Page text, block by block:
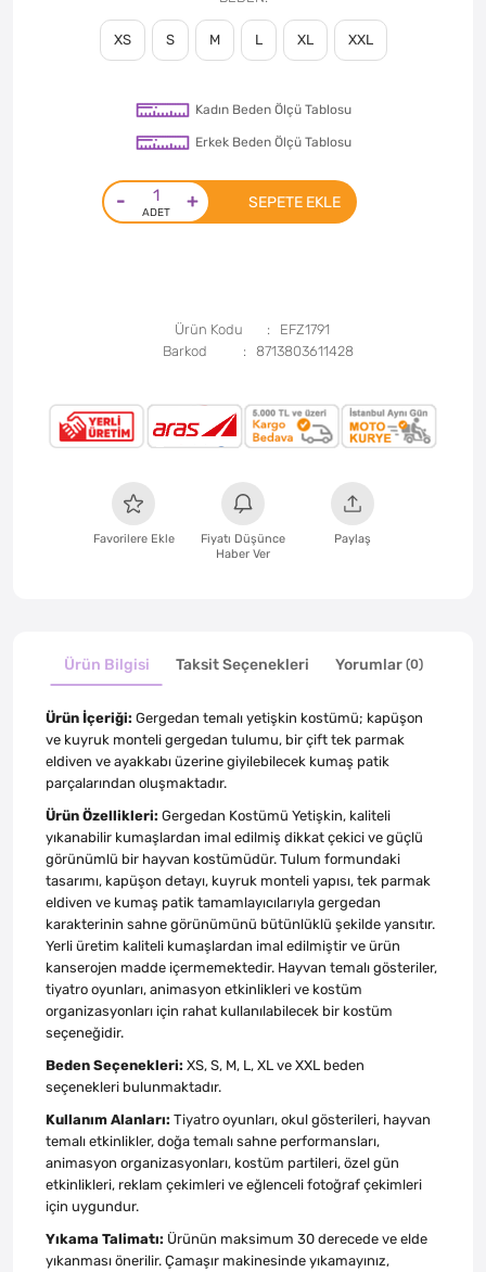
XS S M L XL XXL
Kadın Beden Ölçü Tablosu
Erkek Beden Ölçü Tablosu
- + SEPETE EKLE
Ürün Kodu
EFZ1791
Barkod
8713803611428
Favorilere Ekle
Fiyatı Düşünce
Haber Ver
Paylaş
Ürün Bilgisi Taksit Seçenekleri Yorumlar (0)
Ürün İçeriği: Gergedan temalı yetişkin kostümü; kapüşon
ve kuyruk monteli gergedan tulumu, bir çift tek parmak
eldiven ve ayakkabı üzerine giyilebilecek kumaş patik
parçalarından oluşmaktadır.
Ürün Özellikleri: Gergedan Kostümü Yetişkin, kaliteli
yıkanabilir kumaşlardan imal edilmiş dikkat çekici ve güçlü
görünümlü bir hayvan kostümüdür. Tulum formundaki
tasarımı, kapüşon detayı, kuyruk monteli yapısı, tek parmak
eldiven ve kumaş patik tamamlayıcılarıyla gergedan
karakterinin sahne görünümünü bütünlüklü şekilde yansıtır.
Yerli üretim kaliteli kumaşlardan imal edilmiştir ve ürün
kanserojen madde içermemektedir. Hayvan temalı gösteriler,
tiyatro oyunları, animasyon etkinlikleri ve kostüm
organizasyonları için rahat kullanılabilecek bir kostüm
seçeneğidir.
Beden Seçenekleri: XS, S, M, L, XL ve XXL beden
seçenekleri bulunmaktadır.
Kullanım Alanları: Tiyatro oyunları, okul gösterileri, hayvan
temalı etkinlikler, doğa temalı sahne performansları,
animasyon organizasyonları, kostüm partileri, özel gün
etkinlikleri, reklam çekimleri ve eğlenceli fotoğraf çekimleri
için uygundur.
Yıkama Talimatı: Ürünün maksimum 30 derecede ve elde
yıkanması önerilir. Çamaşır makinesinde yıkamayınız,